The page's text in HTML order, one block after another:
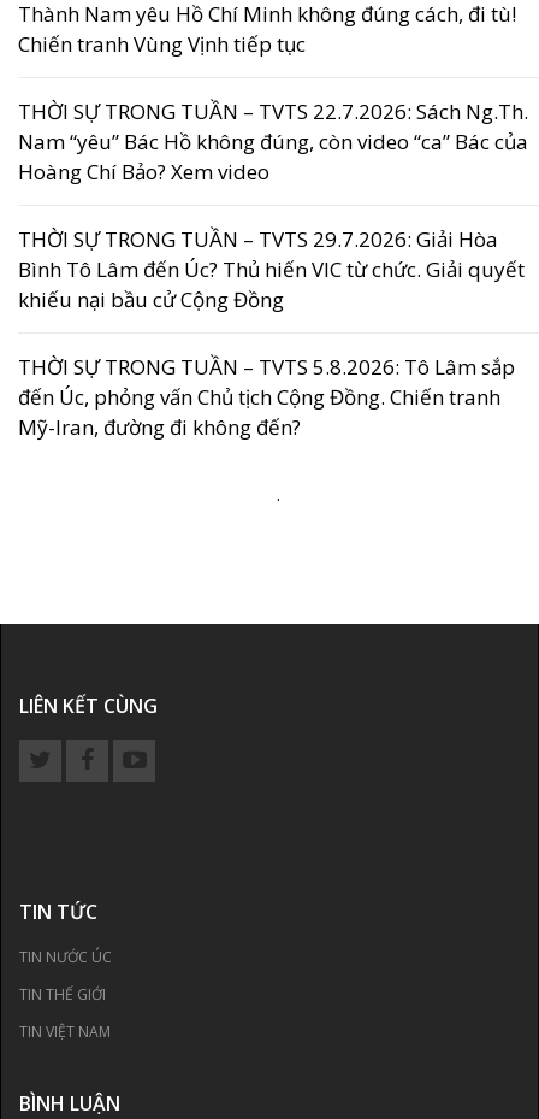
Thành Nam yêu Hồ Chí Minh không đúng cách, đi tù!
Chiến tranh Vùng Vịnh tiếp tục
THỜI SỰ TRONG TUẦN – TVTS 22.7.2026: Sách Ng.Th.
Nam “yêu” Bác Hồ không đúng, còn video “ca” Bác của
Hoàng Chí Bảo? Xem video
THỜI SỰ TRONG TUẦN – TVTS 29.7.2026: Giải Hòa
Bình Tô Lâm đến Úc? Thủ hiến VIC từ chức. Giải quyết
khiếu nại bầu cử Cộng Đồng
THỜI SỰ TRONG TUẦN – TVTS 5.8.2026: Tô Lâm sắp
đến Úc, phỏng vấn Chủ tịch Cộng Đồng. Chiến tranh
Mỹ-Iran, đường đi không đến?
.
LIÊN KẾT CÙNG
TIN TỨC
TIN NƯỚC ÚC
TIN THẾ GIỚI
TIN VIỆT NAM
BÌNH LUẬN